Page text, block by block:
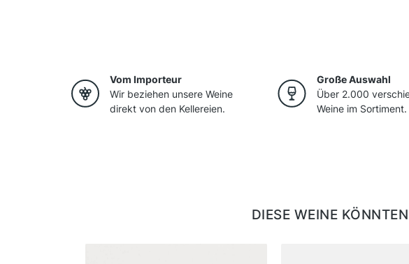
Vom Importeur
Wir beziehen unsere Weine
direkt von den Kellereien.
Große Auswahl
Über 2.000
Weine im Sortiment.
DIESE WEINE